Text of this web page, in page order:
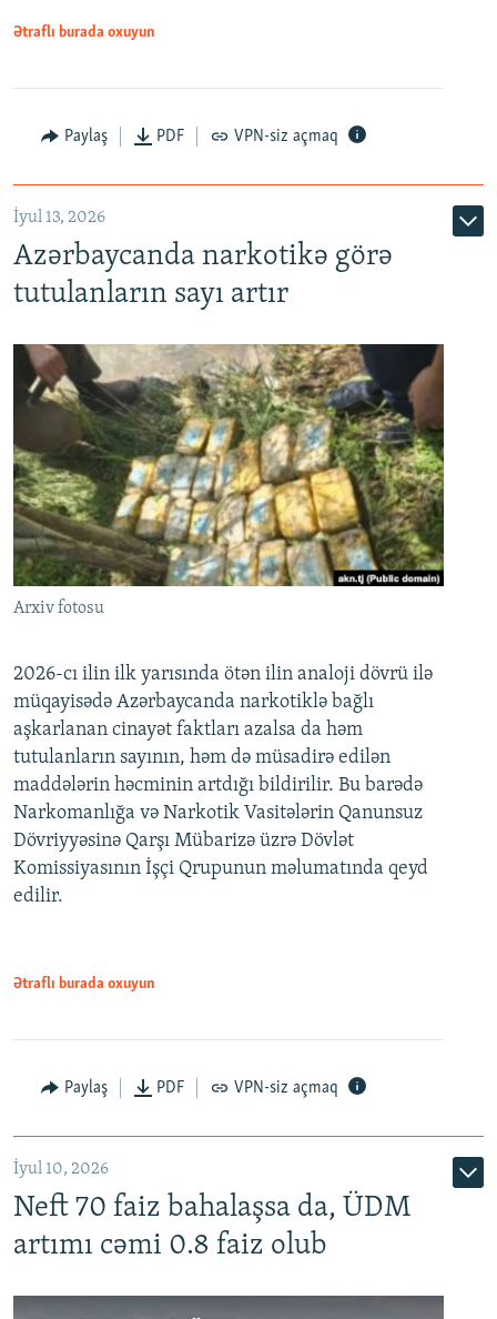
Ətraflı burada oxuyun
Paylaş PDF VPN-siz açmaq
İyul 13, 2026
Azərbaycanda narkotikə görə
tutulanların sayı artır
Arxiv fotosu
2026-cı ilin ilk yarısında ötən ilin analoji dövrü ilə
müqayisədə Azərbaycanda narkotiklə bağlı
aşkarlanan cinayət faktları azalsa da həm
tutulanların sayının, həm də müsadirə edilən
maddələrin həcminin artdığı bildirilir. Bu barədə
Narkomanlığa və Narkotik Vasitələrin Qanunsuz
Dövriyyəsinə Qarşı Mübarizə üzrə Dövlət
Komissiyasının İşçi Qrupunun məlumatında qeyd
edilir.
Ətraflı burada oxuyun
Paylaş PDF VPN-siz açmaq
İyul 10, 2026
Neft 70 faiz bahalaşsa da, ÜDM
artımı cəmi 0.8 faiz olub